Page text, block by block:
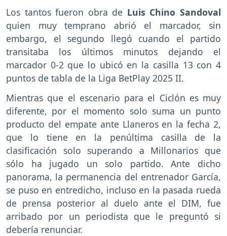
Los tantos fueron obra de Luis Chino Sandoval
quien muy temprano abrió el marcador, sin
embargo, el segundo llegó cuando el partido
transitaba los últimos minutos dejando el
marcador 0-2 que lo ubicó en la casilla 13 con 4
puntos de tabla de la Liga BetPlay 2025 II.
Mientras que el escenario para el Ciclón es muy
diferente, por el momento solo suma un punto
producto del empate ante Llaneros en la fecha 2,
que lo tiene en la penúltima casilla de la
clasificación solo superando a Millonarios que
sólo ha jugado un solo partido. Ante dicho
panorama, la permanencia del entrenador García,
se puso en entredicho, incluso en la pasada rueda
de prensa posterior al duelo ante el DIM, fue
arribado por un periodista que le preguntó si
debería renunciar.